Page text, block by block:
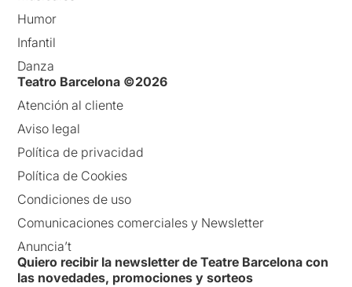
Humor
Infantil
Danza
Teatro Barcelona ©2026
Atención al cliente
Aviso legal
Política de privacidad
Política de Cookies
Condiciones de uso
Comunicaciones comerciales y Newsletter
Anuncia’t
Quiero recibir la newsletter de Teatre Barcelona con
las novedades, promociones y sorteos